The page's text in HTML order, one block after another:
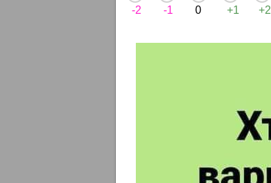
-2 -1 0 +1 +2